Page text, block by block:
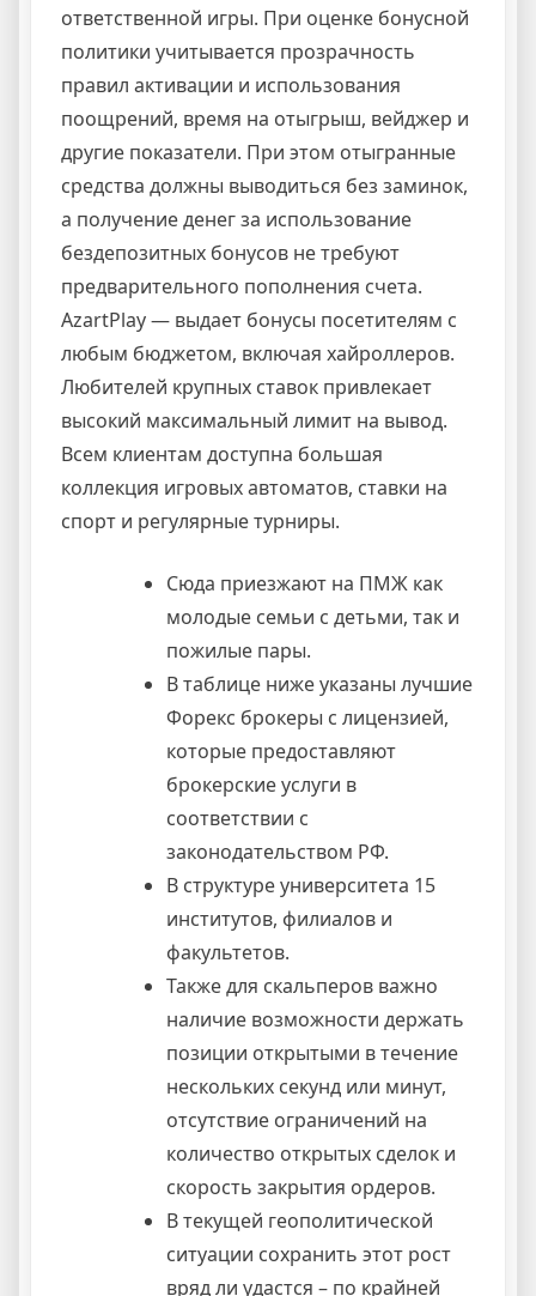
ответственной игры. При оценке бонусной
политики учитывается прозрачность
правил активации и использования
поощрений, время на отыгрыш, вейджер и
другие показатели. При этом отыгранные
средства должны выводиться без заминок,
а получение денег за использование
бездепозитных бонусов не требуют
предварительного пополнения счета.
AzartPlay — выдает бонусы посетителям с
любым бюджетом, включая хайроллеров.
Любителей крупных ставок привлекает
высокий максимальный лимит на вывод.
Всем клиентам доступна большая
коллекция игровых автоматов, ставки на
спорт и регулярные турниры.
Сюда приезжают на ПМЖ как
молодые семьи с детьми, так и
пожилые пары.
В таблице ниже указаны лучшие
Форекс брокеры с лицензией,
которые предоставляют
брокерские услуги в
соответствии с
законодательством РФ.
В структуре университета 15
институтов, филиалов и
факультетов.
Также для скальперов важно
наличие возможности держать
позиции открытыми в течение
нескольких секунд или минут,
отсутствие ограничений на
количество открытых сделок и
скорость закрытия ордеров.
В текущей геополитической
ситуации сохранить этот рост
вряд ли удастся – по крайней